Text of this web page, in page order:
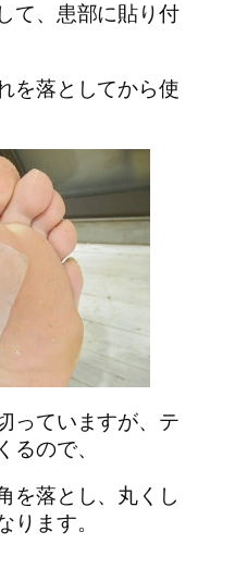
て、患部に貼り付
を落としてから使
っていますが、テ
るので、
を落とし、丸くし
ります。